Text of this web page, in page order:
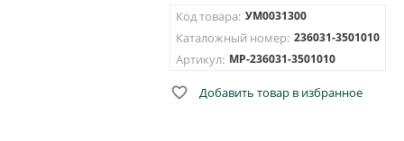
Код товара: УМ0031300
Каталожный номер: 236031-3501010
Артикул: MP-236031-3501010
 Добавить товар в избранное